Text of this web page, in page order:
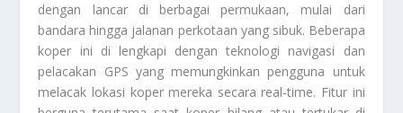
dengan lancar di berbagai permukaan, mulai dari
bandara hingga jalanan perkotaan yang sibuk. Beberapa
koper ini di lengkapi dengan teknologi navigasi dan
pelacakan GPS yang memungkinkan pengguna untuk
melacak lokasi koper mereka secara real-time. Fitur ini